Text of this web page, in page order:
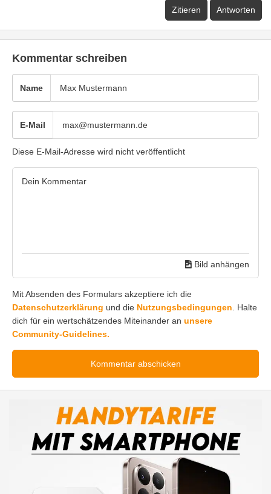
Zitieren Antworten
Kommentar schreiben
Name
E-Mail
Diese E-Mail-Adresse wird nicht veröffentlicht
Bild anhängen
Mit Absenden des Formulars akzeptiere ich die
Datenschutzerklärung und die Nutzungsbedingungen . Halte
dich für ein wertschätzendes Miteinander an unsere
Community-Guidelines.